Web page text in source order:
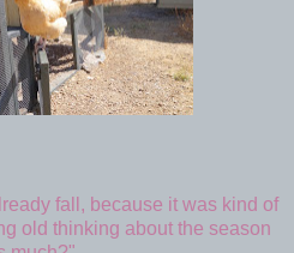
fall, because it was kind of
old thinking about the season